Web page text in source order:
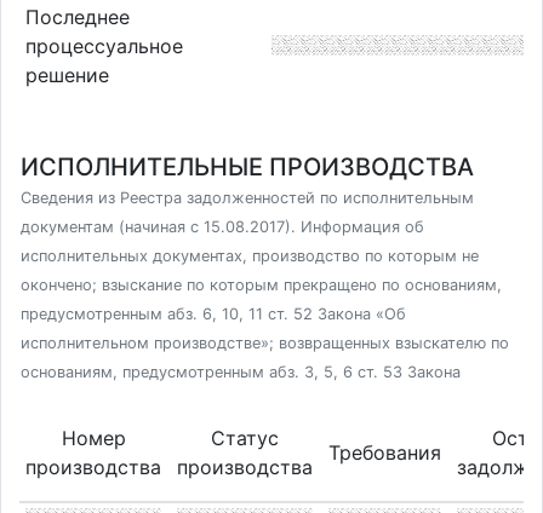
Последнее
процессуальное
решение
ИСПОЛНИТЕЛЬНЫЕ ПРОИЗВОДСТВА
Сведения из Реестра задолженностей по исполнительным
документам (начиная с 15.08.2017). Информация об
исполнительных документах, производство по которым не
окончено; взыскание по которым прекращено по основаниям,
предусмотренным абз. 6, 10, 11 ст. 52 Закона «Об
исполнительном производстве»; возвращенных взыскателю по
основаниям, предусмотренным абз. 3, 5, 6 ст. 53 Закона
Номер
производства
Статус
производства
Требования